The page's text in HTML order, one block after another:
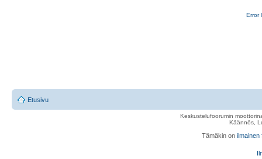
Error
Etusivu
Keskustelufoorumin
Käännös,
Tämäkin on ilmainen